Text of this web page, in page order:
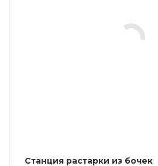
Станция растарки из бочек